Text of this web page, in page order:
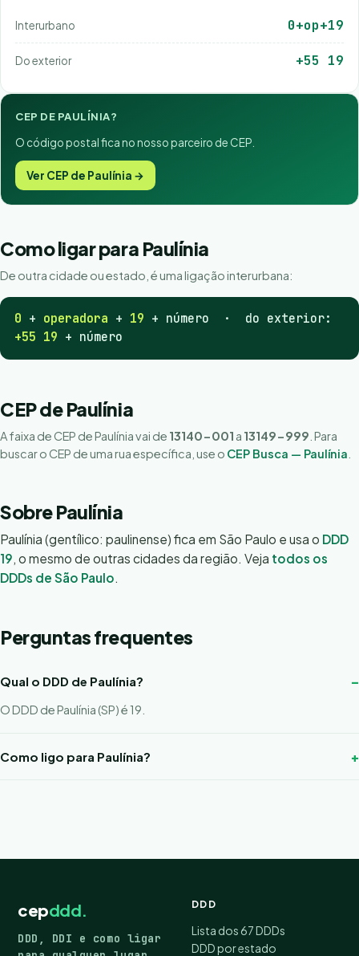
Interurbano 0+op+19
Do exterior +55 19
CEP DE PAULÍNIA?
O código postal fica no nosso parceiro de CEP.
Ver CEP de Paulínia →
Como ligar para Paulínia
De outra cidade ou estado, é uma ligação interurbana:
0 + operadora + 19 + número · do exterior:
+55 19 + número
CEP de Paulínia
A faixa de CEP de Paulínia vai de 13140-001 a 13149-999 . Para
buscar o CEP de uma rua específica, use o CEP Busca — Paulínia
Sobre Paulínia
Paulínia (gentílico: paulinense) fica em São Paulo e usa o DDD
19, o mesmo de outras cidades da região. Veja todos os
DDDs de São Paulo.
Perguntas frequentes
Qual o DDD de Paulínia?
O DDD de Paulínia (SP) é 19.
Como ligo para Paulínia?
cepddd.
DDD, DDI e como ligar
DDD
Lista dos 67 DDDs
DDD por estado